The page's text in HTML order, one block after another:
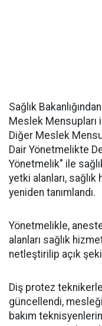
Sağlık
Meslek Mensupları
Diğer Meslek
Dair Yönetmelikte
Yönetmelik" ile
yetki alanları,
yeniden tanımlandı.
Yönetmelikle,
alanları sağlık
netleştirilip açık
Diş protez
güncellendi,
bakım